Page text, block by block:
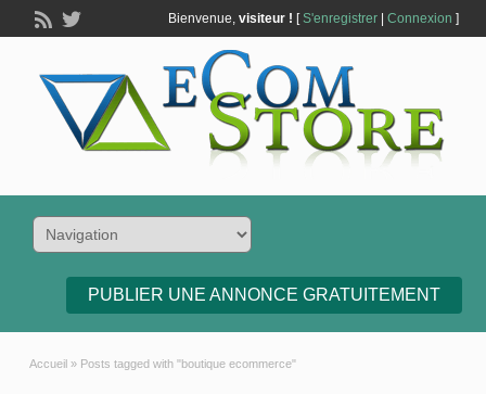
Bienvenue, visiteur ! [S'enregistrer| Connexion ]
PUBLIER UNE ANNONCE GRATUITEMENT
Accueil » Posts tagged with "boutique ecommerce"